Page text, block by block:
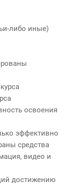
либо иные)
освоения
эффективно
средства
видео и
достижению